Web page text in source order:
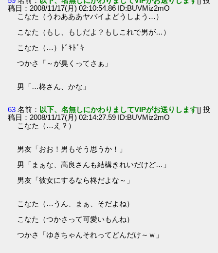
稿日：2008/11/17(月) 02:10:54.86 ID:BUVMiz2mO
こなた（うわあああヤバイよどうしよう…）
こなた（もし、もしだよ？もしこれで男が…）
こなた（…）ﾄﾞｷﾄﾞｷ
つかさ「～が臭くってさぁ」
男「…柊さん、かな」
63 名前： 以下、名無しにかわりましてVIPがお送りします[] 投
稿日：2008/11/17(月) 02:14:27.59 ID:BUVMiz2mO
こなた（…え？）
男友「おお！男もそう思うか！」
男「まぁな、高良さんも結構きれいだけど…」
男友「彼女にするなら柊だよな～」
こなた（…うん、まぁ、そだよね）
こなた（つかさって可愛いもんね）
つかさ「ゆきちゃんそれってどんだけ～ｗ」